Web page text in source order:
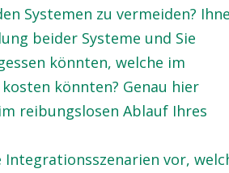
Systemen zu vermeiden?
beider Systeme und Sie
könnten, welche im
könnten? Genau hier
reibungslosen Ablauf Ihres
Integrationsszenarien vor,